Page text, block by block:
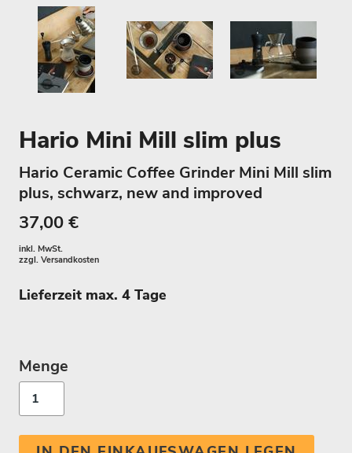
Hario Mini Mill slim plus
Hario Ceramic Coffee Grinder Mini Mill slim
plus, schwarz, new and improved
37,00 €
inkl. MwSt.
zzgl. Versandkosten
Lieferzeit max. 4 Tage
Menge